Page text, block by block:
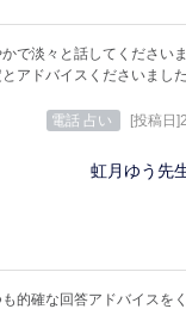
で淡々と話してください
アドバイスくださいました
電話 占い [投稿日
虹月ゆう先
的確な回答アドバイスを